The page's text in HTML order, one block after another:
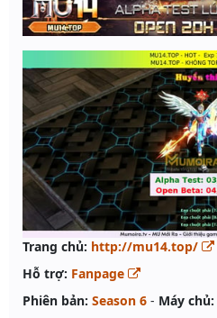
Trang chủ: http://mu14.top/
Hỗ trợ: Fanpage
Phiên bản: Season 6 - Máy chủ: